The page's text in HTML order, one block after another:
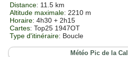
Distance: 11.5 km
Altitude maximale: 2210 m
Horaire: 4h30 + 2h15
Cartes: Top25 1947OT
Type d'itinéraire: Boucle
Météo Pic de la